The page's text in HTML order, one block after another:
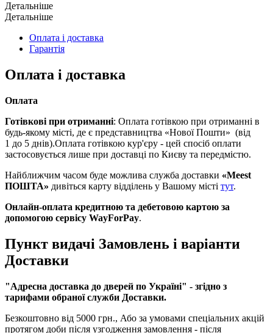
Детальніше
Детальніше
Оплата і доставка
Гарантія
Оплата і доставка
Оплата
Готівкові при отриманні: Оплата готівкою при отриманні в
будь-якому місті, де є представництва «Нової Пошти» (від
1 до 5 днів).Оплата готівкою кур'єру - цей спосіб оплати
застосовується лише при доставці по Києву та передмістю.
Найближчим часом буде можлива служба доставки «Meest
ПОШТА» дивіться карту відділень у Вашому місті тут.
Онлайн-оплата кредитною та дебетовою картою за
допомогою сервісу WayForPay.
Пункт видачі Замовлень і варіанти
Доставки
"Адресна доставка до дверей по Україні" - згідно з
тарифами обраної служби Доставки.
Безкоштовно від 5000 грн., Або за умовами спеціальних акцій
протягом доби після узгодження замовлення - після